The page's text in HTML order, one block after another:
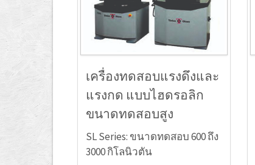
เครื่องทดสอบแรงดึงและ
แรงกด แบบไฮดรอลิก
ขนาดทดสอบสูง
SL Series: ขนาดทดสอบ 600 ถึง
3000 กิโลนิวตัน